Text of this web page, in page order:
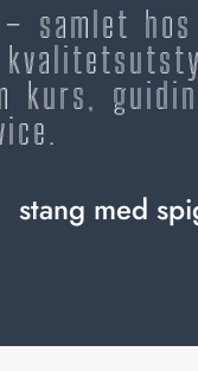
hos
kurs,
stang med